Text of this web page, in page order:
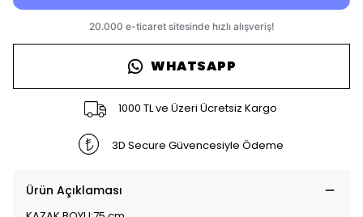
WHATSAPP
1000 TL ve Üzeri Ücretsiz Kargo
3D Secure Güvencesiyle Ödeme
Ürün Açıklaması